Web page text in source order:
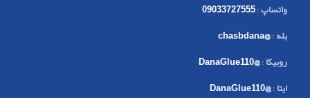
واتساپ:
09033727555
بله:
@chasbdana
روبیکا:
@DanaGlue110
ایتا:
@DanaGlue110